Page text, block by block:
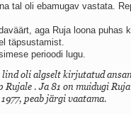
tal oli ebamugav vastata.
aga Ruja loona puhas
täpsustamist.
perioodi lugu.
lind oli algselt kirjutatud
. Ja 81 on muidugi
peab järgi vaatama.